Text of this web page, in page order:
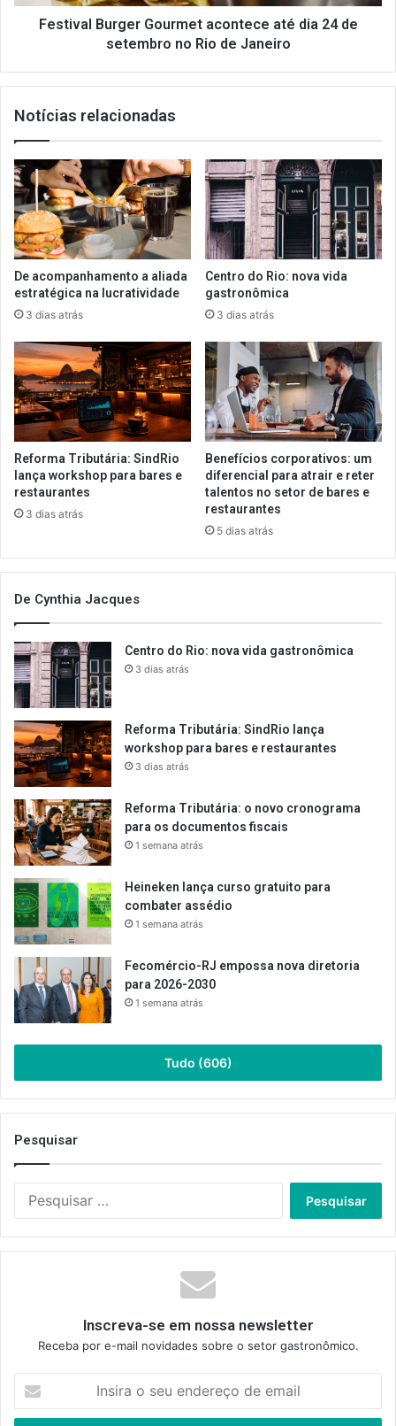
setembro
Festival Burger Gourmet acontece até dia 24 de
setembro no Rio de Janeiro
Notícias relacionadas
De acompanhamento a aliada
estratégica na lucratividade
3 dias atrás
Centro do Rio: nova vida
gastronômica
3 dias atrás
Reforma Tributária: SindRio
lança workshop para bares e
restaurantes
3 dias atrás
Benefícios corporativos: um
diferencial para atrair e reter
talentos no setor de bares e
restaurantes
5 dias atrás
De Cynthia Jacques
Centro do Rio: nova vida gastronômica
3 dias atrás
Reforma Tributária: SindRio lança
workshop para bares e restaurantes
3 dias atrás
Reforma Tributária: o novo cronograma
para os documentos fiscais
1 semana atrás
Heineken lança curso gratuito para
combater assédio
1 semana atrás
Fecomércio-RJ empossa nova diretoria
para 2026-2030
1 semana atrás
Tudo (606)
Pesquisar
Inscreva-se em nossa newsletter
Receba por e-mail novidades sobre o setor gastronômico.
seu